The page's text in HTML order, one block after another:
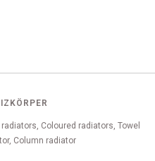
Coloured radiators, Towel
Column radiator